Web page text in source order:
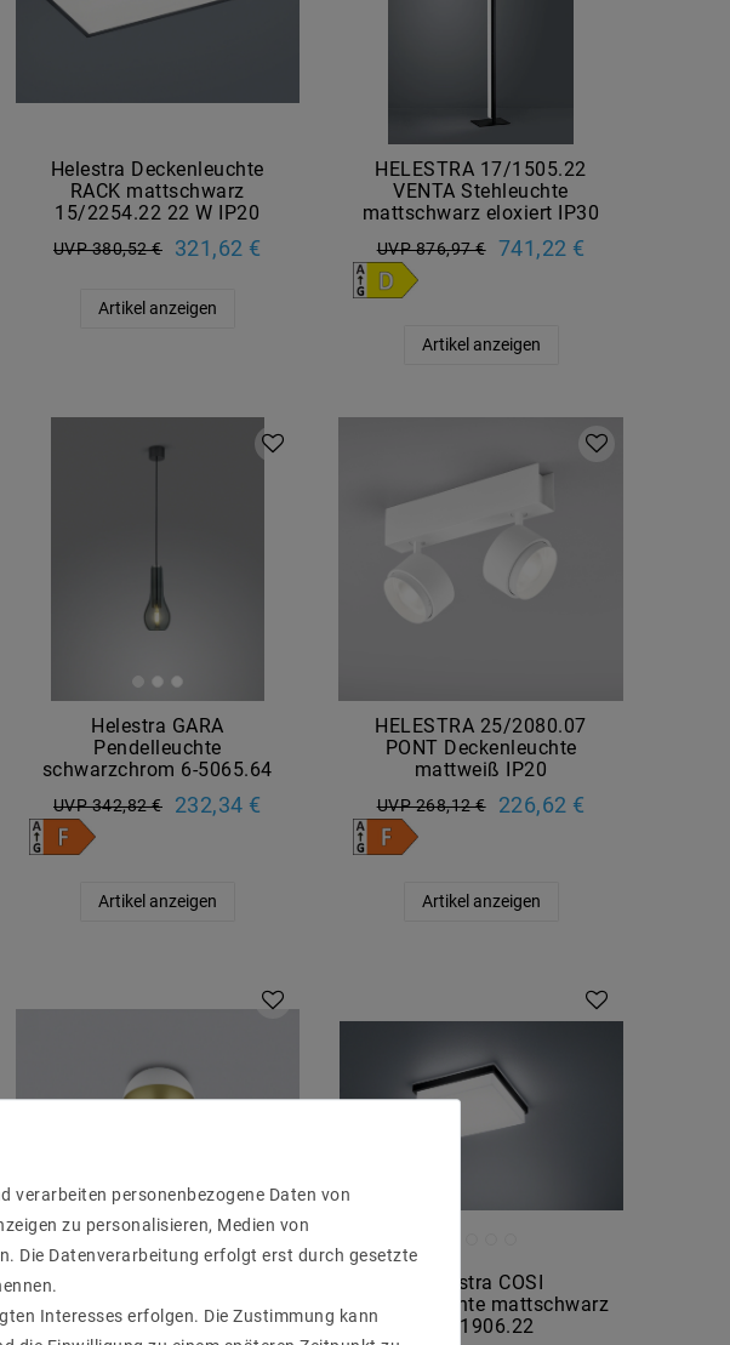
Helestra Deckenleuchte
RACK mattschwarz
15/2254.22 22 W IP20
UVP 380,52 € 321,62 €
Artikel anzeigen
HELESTRA 17/1505.22
VENTA Stehleuchte
mattschwarz eloxiert IP30
UVP 876,97 € 741,22 €
Artikel anzeigen
Helestra GARA
Pendelleuchte
schwarzchrom 6-5065.64
UVP 342,82 € 232,34 €
Artikel anzeigen
HELESTRA 25/2080.07
PONT Deckenleuchte
mattweiß IP20
UVP 268,12 € 226,62 €
Artikel anzeigen
Deckenleuchte, weiß - gold,
LED nicht austauschbar,
Helestra COSI
Deckenleuchte mattschwarz
15/1906.22
verarbeiten personenbezogene Daten von
zu personalisieren, Medien von
Die Datenverarbeitung erfolgt erst durch gesetzte
Interesses erfolgen. Die Zustimmung kann